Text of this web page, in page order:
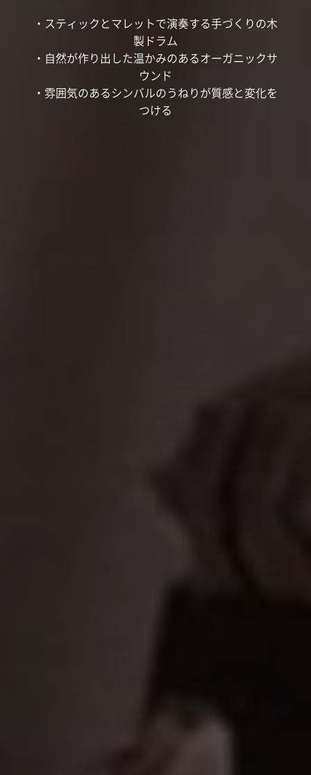
・スティックとマレットで演奏する手づくりの木
製ドラム
・自然が作り出した温かみのあるオーガニックサ
ウンド
・雰囲気のあるシンバルのうねりが質感と変化を
つける